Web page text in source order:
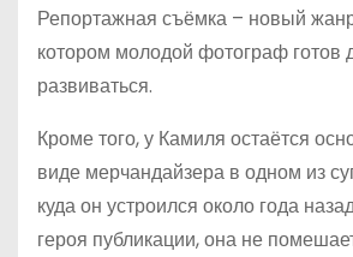
Репортажная съёмка – новый
котором молодой фотограф готов
развиваться.
Кроме того, у Камиля остаётся
виде мерчандайзера в одном из
куда он устроился около года
героя публикации, она не